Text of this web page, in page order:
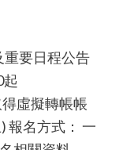
重要日程公告
虛擬轉帳帳
報名方式： 一